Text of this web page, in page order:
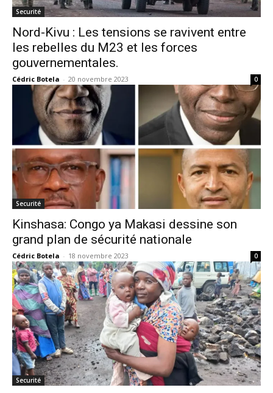
Securité
Nord-Kivu : Les tensions se ravivent entre
les rebelles du M23 et les forces
gouvernementales.
Cédric Botela - 20 novembre 2023 0
Securité
Kinshasa: Congo ya Makasi dessine son
grand plan de sécurité nationale
Cédric Botela - 18 novembre 2023 0
Securité